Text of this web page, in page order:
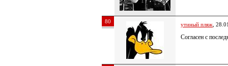
80 утиный пляж ,
Согласен с